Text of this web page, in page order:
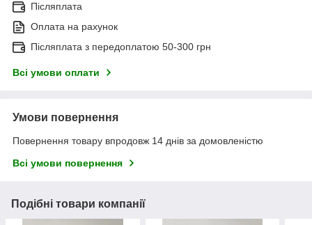
Післяплата
Оплата на рахунок
Післяплата з передоплатою 50-300 грн
Всі умови оплати
Умови повернення
Повернення товару впродовж 14 днів за домовленістю
Всі умови повернення
Подібні товари компанії